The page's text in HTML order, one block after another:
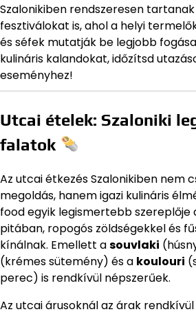
Szalonikiben rendszeresen
fesztiválokat is, ahol a helyi
és séfek mutatják be legjobb
kulináris kalandokat, időzítsd
eseményhez!
Utcai ételek: Szaloniki
falatok
Az utcai étkezés Szalonikiben nem
megoldás, hanem igazi kulináris
food egyik legismertebb szereplője
pitában, ropogós zöldségekkel és
kínálnak. Emellett asouvlaki
(krémes sütemény) és a koulouri
perec) is rendkívül népszerűek.
Az utcai árusoknál az árak